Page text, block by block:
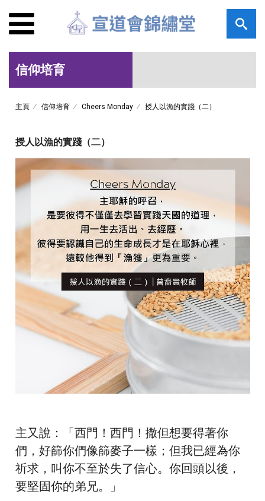
信仰培育
主頁 信仰培育 Cheers Monday 授人以漁的實踐（二）
授人以漁的實踐（二）
主又說：「西門！西門！撒但想要得著你
們，好篩你們像篩麥子一樣；但我已經為你
祈求，叫你不至於失了信心。你回頭以後，
要堅固你的弟兄。」